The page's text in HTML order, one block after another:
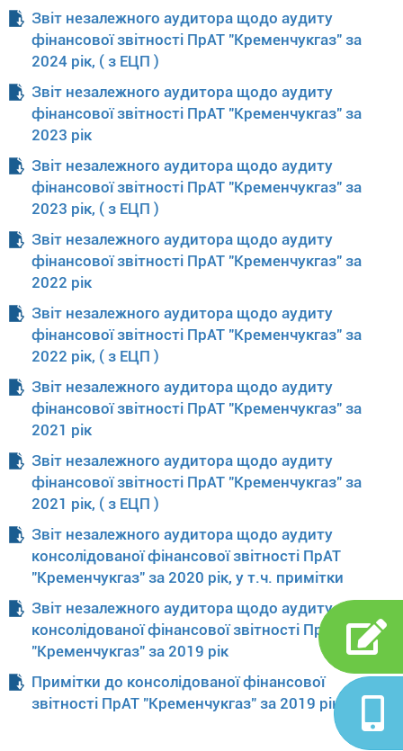
Звіт незалежного аудитора щодо аудиту
фінансової звітності ПрАТ "Кременчукгаз" за
2024 рік, ( з ЕЦП )
Звіт незалежного аудитора щодо аудиту
фінансової звітності ПрАТ "Кременчукгаз" за
2023 рік
Звіт незалежного аудитора щодо аудиту
фінансової звітності ПрАТ "Кременчукгаз" за
2023 рік, ( з ЕЦП )
Звіт незалежного аудитора щодо аудиту
фінансової звітності ПрАТ "Кременчукгаз" за
2022 рік
Звіт незалежного аудитора щодо аудиту
фінансової звітності ПрАТ "Кременчукгаз" за
2022 рік, ( з ЕЦП )
Звіт незалежного аудитора щодо аудиту
фінансової звітності ПрАТ "Кременчукгаз" за
2021 рік
Звіт незалежного аудитора щодо аудиту
фінансової звітності ПрАТ "Кременчукгаз" за
2021 рік, ( з ЕЦП )
Звіт незалежного аудитора щодо аудиту
консолідованої фінансової звітності ПрАТ
"Кременчукгаз" за 2020 рік, у т.ч. примітки
Звіт незалежного аудитора щодо аудиту
консолідованої фінансової звітності ПрАТ
"Кременчукгаз" за 2019 рік
Примітки до консолідованої фінансової
звітності ПрАТ "Кременчукгаз" за 2019 рік